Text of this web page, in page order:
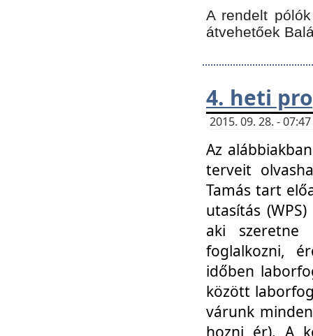
A rendelt
átvehetőek
4. heti
2015. 09. 28. -
Az
terveit
Tamás tart
utasítás
aki szeretne
foglalkozni,
időben
között
várunk
hozni ér). A